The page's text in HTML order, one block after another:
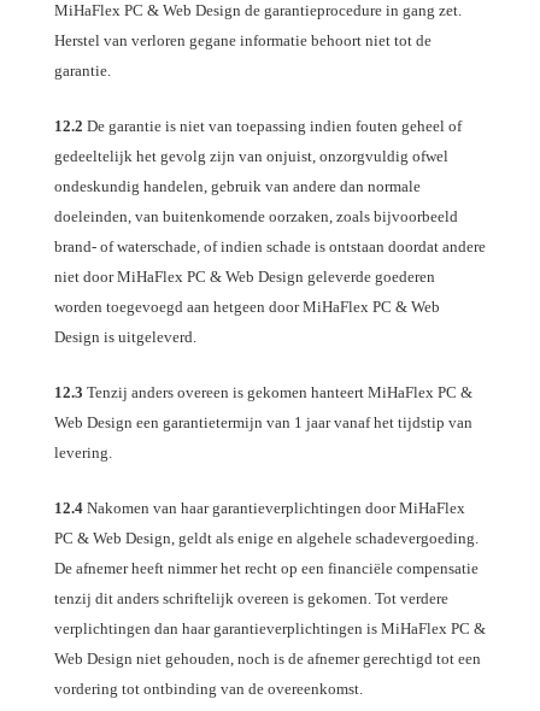
MiHaFlex PC & Web Design de garantieprocedure in gang zet.
Herstel van verloren gegane informatie behoort niet tot de
garantie.
12.2 De garantie is niet van toepassing indien fouten geheel of
gedeeltelijk het gevolg zijn van onjuist, onzorgvuldig ofwel
ondeskundig handelen, gebruik van andere dan normale
doeleinden, van buitenkomende oorzaken, zoals bijvoorbeeld
brand- of waterschade, of indien schade is ontstaan doordat andere
niet door MiHaFlex PC & Web Design geleverde goederen
worden toegevoegd aan hetgeen door MiHaFlex PC & Web
Design is uitgeleverd.
12.3 Tenzij anders overeen is gekomen hanteert MiHaFlex PC &
Web Design een garantietermijn van 1 jaar vanaf het tijdstip van
levering.
12.4 Nakomen van haar garantieverplichtingen door MiHaFlex
PC & Web Design, geldt als enige en algehele schadevergoeding.
De afnemer heeft nimmer het recht op een financiële compensatie
tenzij dit anders schriftelijk overeen is gekomen. Tot verdere
verplichtingen dan haar garantieverplichtingen is MiHaFlex PC &
Web Design niet gehouden, noch is de afnemer gerechtigd tot een
vordering tot ontbinding van de overeenkomst.